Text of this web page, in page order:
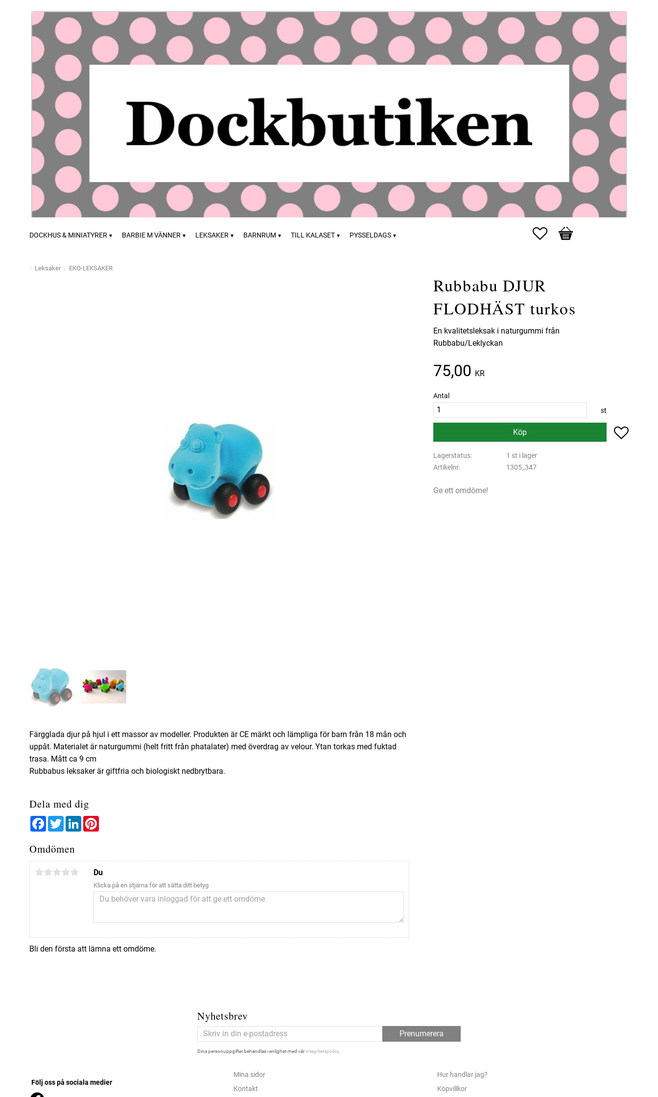
DOCKHUS & MINIATYRER BARBIE M VÄNNER LEKSAKER BARNRUM TILL KALASET PYSSELDAGS Favoriter
Kundvagn
Leksaker EKO-LEKSAKER
Rubbabu DJUR
FLODHÄST turkos
En kvalitetsleksak i naturgummi från
Rubbabu/Leklyckan
75,00 KR
Antal
st
Köp Lägg till
Lagerstatus
1 st i lager
Artikelnr
1305_347
Ge ett omdöme!
Färgglada djur på hjul i ett massor av modeller. Produkten är CE märkt och lämpliga för barn från 18 mån och
uppåt. Materialet är naturgummi (helt fritt från phatalater) med överdrag av velour. Ytan torkas med fuktad
trasa. Mått ca 9 cm
Rubbabus leksaker är giftfria och biologiskt nedbrytbara.
Dela med dig
FacebookTwitterLinkedIn
Omdömen
Du
Klicka på en stjärna för att sätta ditt betyg
Bli den första att lämna ett omdöme.
Nyhetsbrev
Prenumerera
Dina personuppgifter behandlas i enlighet med vårintegritetspolicy.
Följ oss på sociala medier
Mina sidor
Kontakt
Hur handlar jag?
Köpvillkor